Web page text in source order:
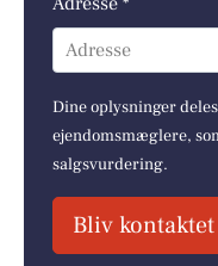
Adresse
Dine oplysninger
ejendomsmæglere,
salgsvurdering.
Bliv kontaktet